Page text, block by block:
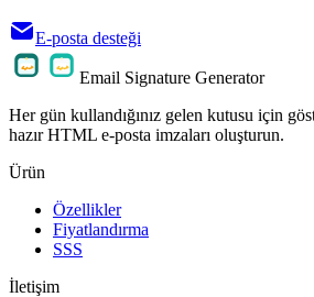
E-posta desteği
Email Signature Generator
Her gün kullandığınız gelen kutusu için
hazır HTML e-posta imzaları oluşturun.
Ürün
Özellikler
Fiyatlandırma
SSS
İletişim